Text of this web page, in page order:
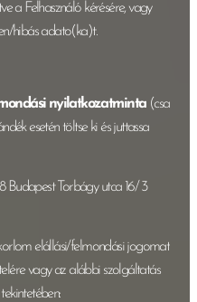
a Felhasználó kérésére, vagy
hibás adato(ka)t.
nyilatkozatminta (csak
esetén töltse ki és juttassa
Budapest Torbágy utca 16/ 3
elállási/felmondási jogomat
vagy az alábbi szolgáltatás